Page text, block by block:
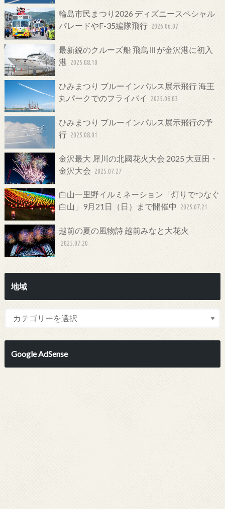
輪島市民まつり2026 ディズニースペシャル
パレードやF-35編隊飛行 2026.06.07
最新鋭のクルーズ船 飛鳥Ⅲが金沢港に初入
港 2025.08.10
ひみまつり ブルーインパルス展示飛行 海王
丸パークでのフライバイ
2025.08.03
ひみまつり ブルーインパルス展示飛行の予
行 2025.08.01
金沢最大 犀川の北國花火大会 2025 大豆田・
金沢大会 2025.07.27
白山一里野イルミネーション「灯りでつなぐ
白山」9月21日（日）まで開催中
2025.07.21
越前の夏の風物詩 越前みなと大花火
2025.07.20
地域
Google AdSense